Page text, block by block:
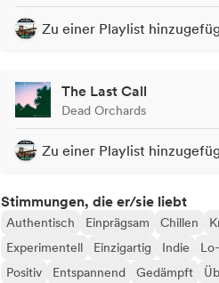
Zu einer Playlist
The Last Call
Dead Orchards
Zu einer Playlist
Stimmungen, die er/sie liebt
Authentisch Einprägsam Chillen
Experimentell
Einzigartig Indie
Positiv
Entspannend Gedämpft